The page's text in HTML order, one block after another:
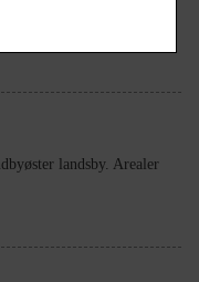
landsby. Arealer